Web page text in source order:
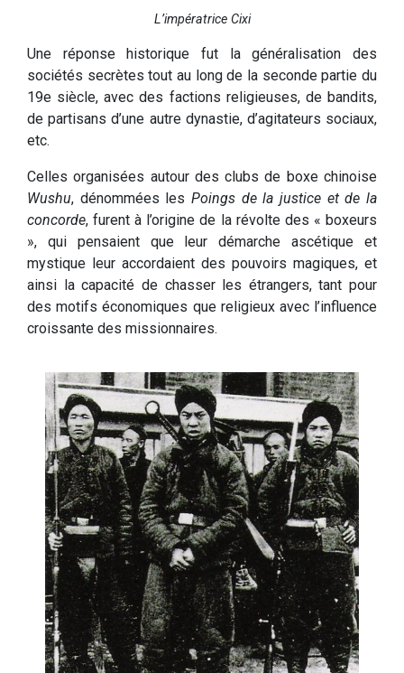
L’impératrice Cixi
Une réponse historique fut la généralisation des
sociétés secrètes tout au long de la seconde partie du
19e siècle, avec des factions religieuses, de bandits,
de partisans d’une autre dynastie, d’agitateurs sociaux,
etc.
Celles organisées autour des clubs de boxe chinoise
Wushu, dénommées les Poings de la justice et de la
concorde, furent à l’origine de la révolte des « boxeurs
», qui pensaient que leur démarche ascétique et
mystique leur accordaient des pouvoirs magiques, et
ainsi la capacité de chasser les étrangers, tant pour
des motifs économiques que religieux avec l’influence
croissante des missionnaires.